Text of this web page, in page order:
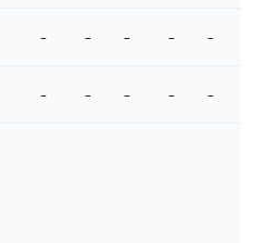
- - - - -
- - - - -